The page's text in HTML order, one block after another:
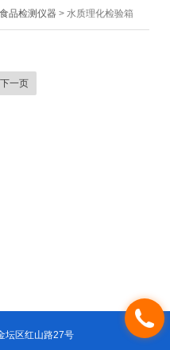
品检测仪器 > 水质理化检验箱
下一页
坛区红山路27号